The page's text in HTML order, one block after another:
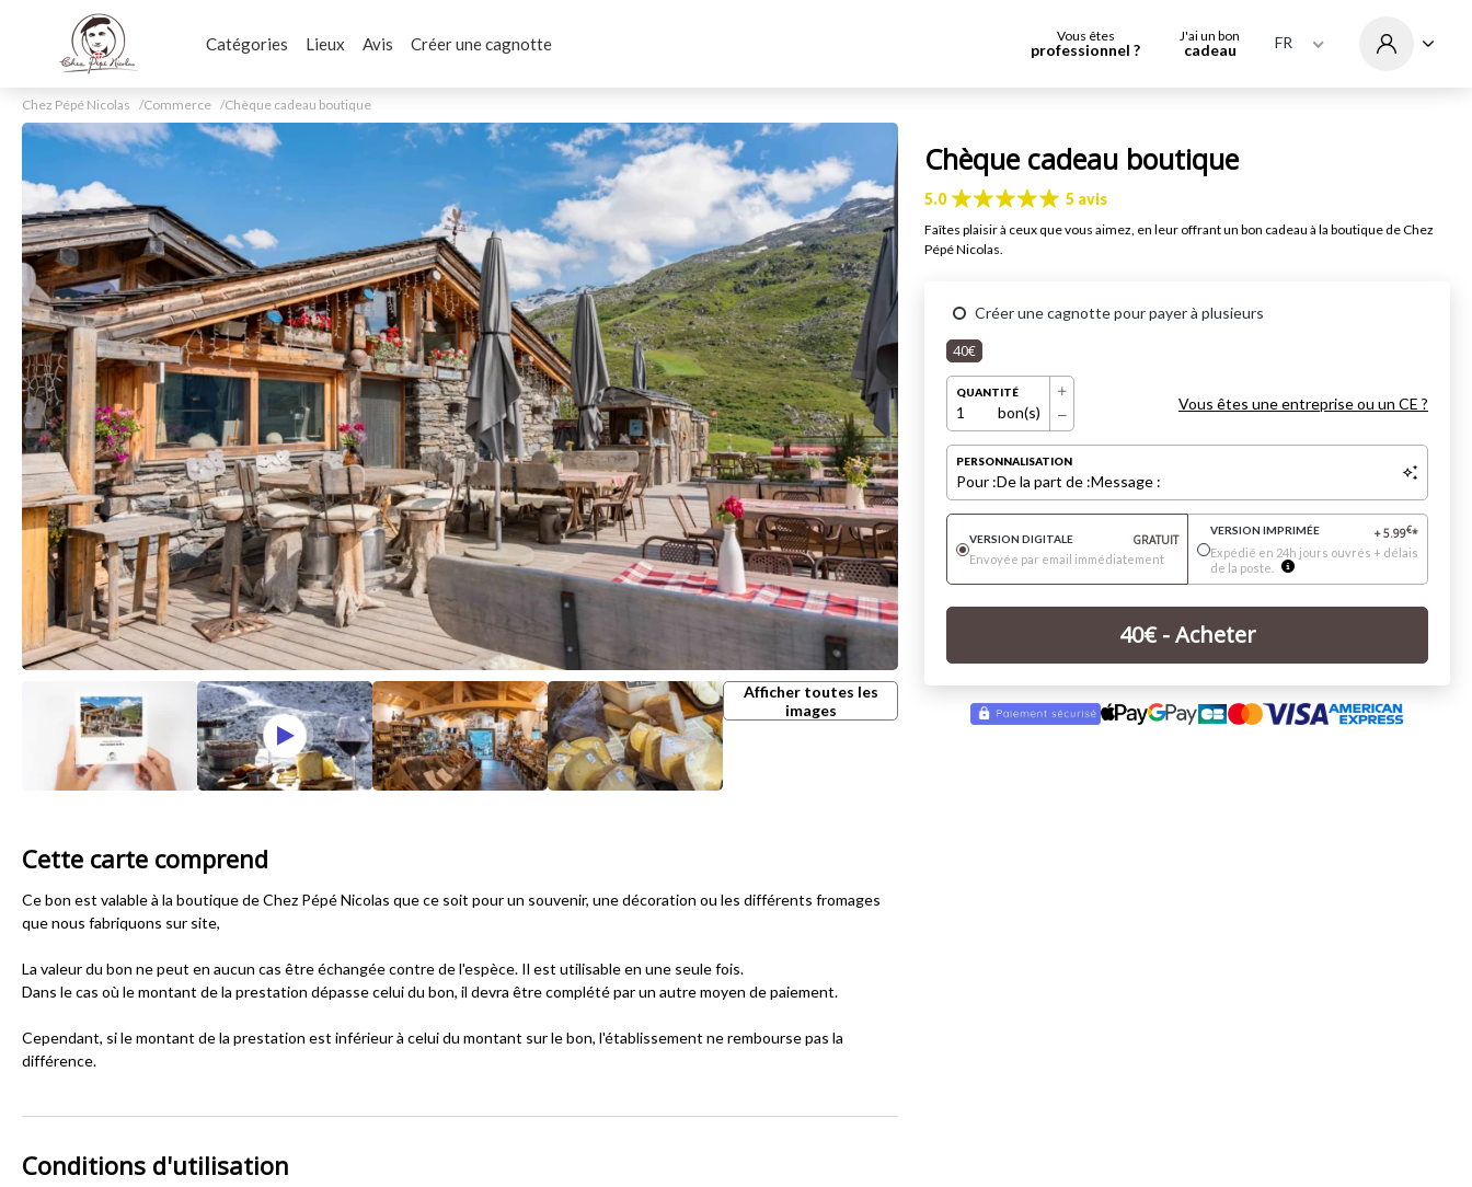
Catégories Lieux Avis Créer une cagnotte Vous êtes
professionnel ?
J'ai un bon
cadeau FR
Chez Pépé Nicolas Commerce Chèque cadeau boutique
Afficher toutes les
images
Chèque cadeau boutique
5.0 5 avis
Faîtes plaisir à ceux que vous aimez, en leur offrant un bon cadeau à la boutique de Chez
Pépé Nicolas.
Créer une cagnotte pour payer à plusieurs
40€
QUANTITÉ
1 bon(s) Vous êtes une entreprise ou un CE ?
PERSONNALISATION
Pour :De la part de :Message :
VERSION DIGITALE GRATUIT
Envoyée par email immédiatement
VERSION IMPRIMÉE +5.99€*
Expédié en 24h jours ouvrés + délais
de la poste.
40€- Acheter
Cette carte comprend
Ce bon est valable à la boutique de Chez Pépé Nicolas que ce soit pour un souvenir, une décoration ou les différents fromages
que nous fabriquons sur site,
La valeur du bon ne peut en aucun cas être échangée contre de l'espèce. Il est utilisable en une seule fois.
Dans le cas où le montant de la prestation dépasse celui du bon, il devra être complété par un autre moyen de paiement.
Cependant, si le montant de la prestation est inférieur à celui du montant sur le bon, l'établissement ne rembourse pas la
différence.
Conditions d'utilisation